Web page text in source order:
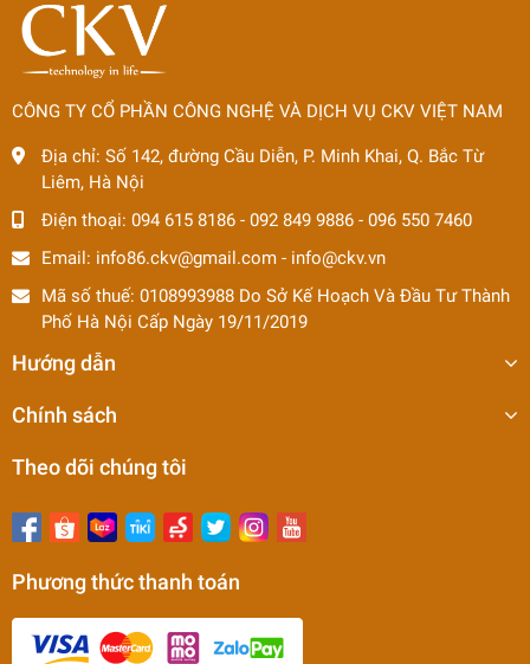
CÔNG TY CỔ PHẦN CÔNG NGHỆ VÀ DỊCH VỤ CKV VIỆT NAM
Địa chỉ: Số 142, đường Cầu Diễn, P. Minh Khai, Q. Bắc Từ
Liêm, Hà Nội
Điện thoại: 094 615 8186 - 092 849 9886 - 096 550 7460
Email: info86.ckv@gmail.com - info@ckv.vn
Mã số thuế: 0108993988 Do Sở Kế Hoạch Và Đầu Tư Thành
Phố Hà Nội Cấp Ngày 19/11/2019
Hướng dẫn
Chính sách
Theo dõi chúng tôi
Phương thức thanh toán